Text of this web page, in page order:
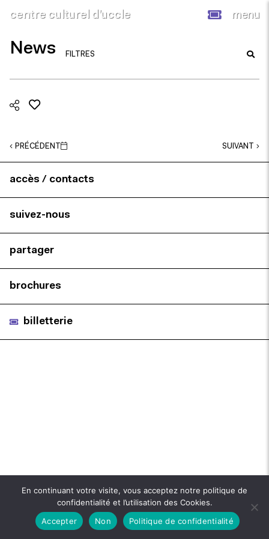
centre culturel d’uccle menu
News FILTRES
PRÉCÉDENT SUIVANT
accès / contacts
suivez-nous
partager
brochures
billetterie
En continuant votre visite, vous acceptez notre politique de
confidentialité et l’utilisation des Cookies.
Accepter
Non Politique de confidentialité